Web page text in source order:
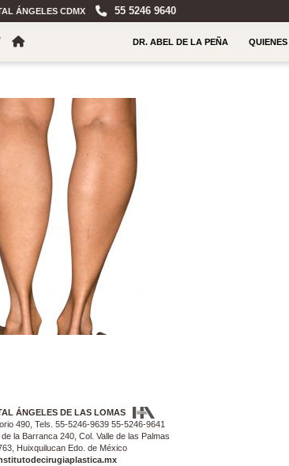
ÁNGELES CDMX 55 5246 9640
DR. ABEL DE LA PEÑA
ÁNGELES DE LAS LOMAS
490, Tels. 55-5246-9639 55-5246-9641
de la Barranca 240, Col. Valle de las Palmas
Huixquilucan Edo. de México